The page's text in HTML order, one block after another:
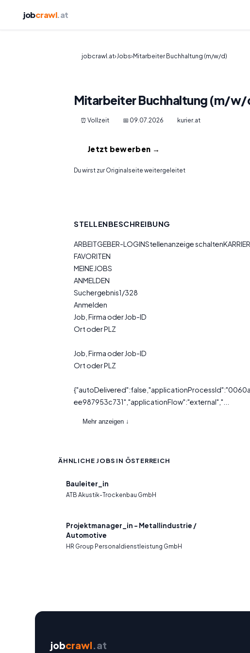
jobcrawl.at
jobcrawl.at›Jobs›Mitarbeiter Buchhaltung (m/w/d)
Mitarbeiter Buchhaltung (m/w/
⏰ Vollzeit 📅 09.07.2026 kurier.at
Jetzt bewerben →
Du wirst zur Originalseite weitergeleitet
STELLENBESCHREIBUNG
ARBEITGEBER-LOGINStellenanzeige
FAVORITEN
MEINE JOBS
ANMELDEN
Suchergebnis1/328
Anmelden
Job, Firma oder Job-ID
Ort oder PLZ
Job, Firma oder Job-ID
Ort oder PLZ
ee987953c731","applicationFlow":"external","...
Mehr anzeigen ↓
ÄHNLICHE JOBS IN ÖSTERREICH
Bauleiter_in
ATB Akustik-Trockenbau GmbH
Projektmanager_in - Metallindustrie /
Automotive
HR Group Personaldienstleistung GmbH
jobcrawl.at